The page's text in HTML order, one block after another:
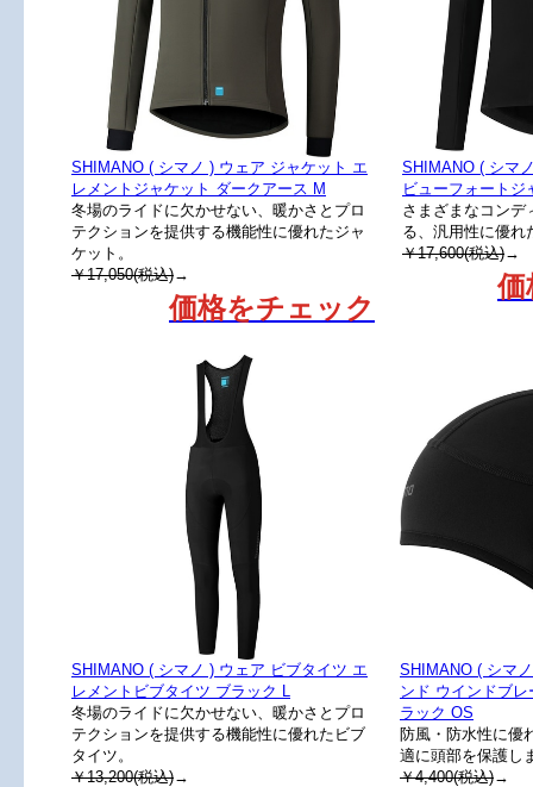
SHIMANO ( シマノ ) ウェア ジャケット エ
レメントジャケット ダークアース M
冬場のライドに欠かせない、暖かさとプロ
テクションを提供する機能性に優れたジャ
ケット。
￥17,050(税込)→
価格をチェック
SHIMANO ( シマ
ビューフォート
さまざまなコンデ
る、汎用性に優れ
￥17,600(税込)→
価
SHIMANO ( シマノ ) ウェア ビブタイツ エ
レメントビブタイツ ブラック L
冬場のライドに欠かせない、暖かさとプロ
テクションを提供する機能性に優れたビブ
タイツ。
￥13,200(税込)→
SHIMANO ( シマ
ンド ウインドブ
ラック OS
防風・防水性に優
適に頭部を保護し
￥4,400(税込)→